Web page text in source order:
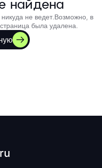
найдена
не ведет.Возможно, в
была удалена.